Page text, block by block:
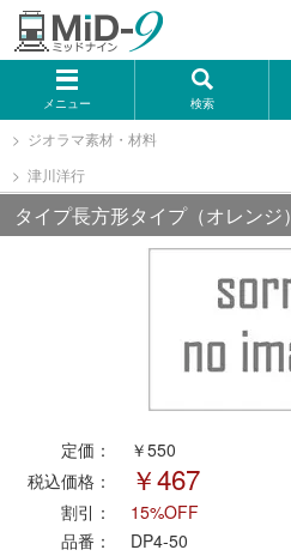
メニュー 検索
メーカー一覧
TOMIX
KATO
Bトレインショーティー
タカラトミー（プラレール）
ジオラマ素材・材料
津川洋行
タイプ長方形タイプ（オレンジ）
定価：
￥550
税込価格：
￥467
割引：
15%OFF
品番：
DP4-50